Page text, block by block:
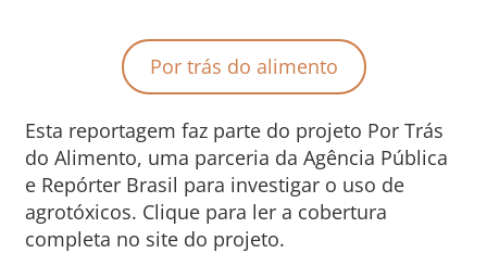
Por trás do alimento
Esta reportagem faz parte do projeto Por Trás
do Alimento, uma parceria da Agência Pública
e Repórter Brasil para investigar o uso de
agrotóxicos. Clique para ler a cobertura
completa no site do projeto.